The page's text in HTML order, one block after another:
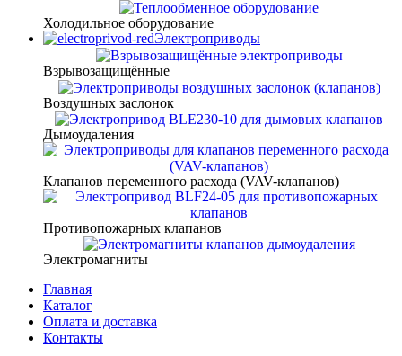
Холодильное оборудование
Электроприводы
Взрывозащищённые
Воздушных заслонок
Дымоудаления
Клапанов переменного расхода (VAV-клапанов)
Противопожарных клапанов
Электромагниты
Главная
Каталог
Оплата и доставка
Контакты